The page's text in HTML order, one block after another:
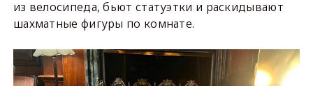
из велосипеда, бьют статуэтки и раскидывают
шахматные фигуры по комнате.